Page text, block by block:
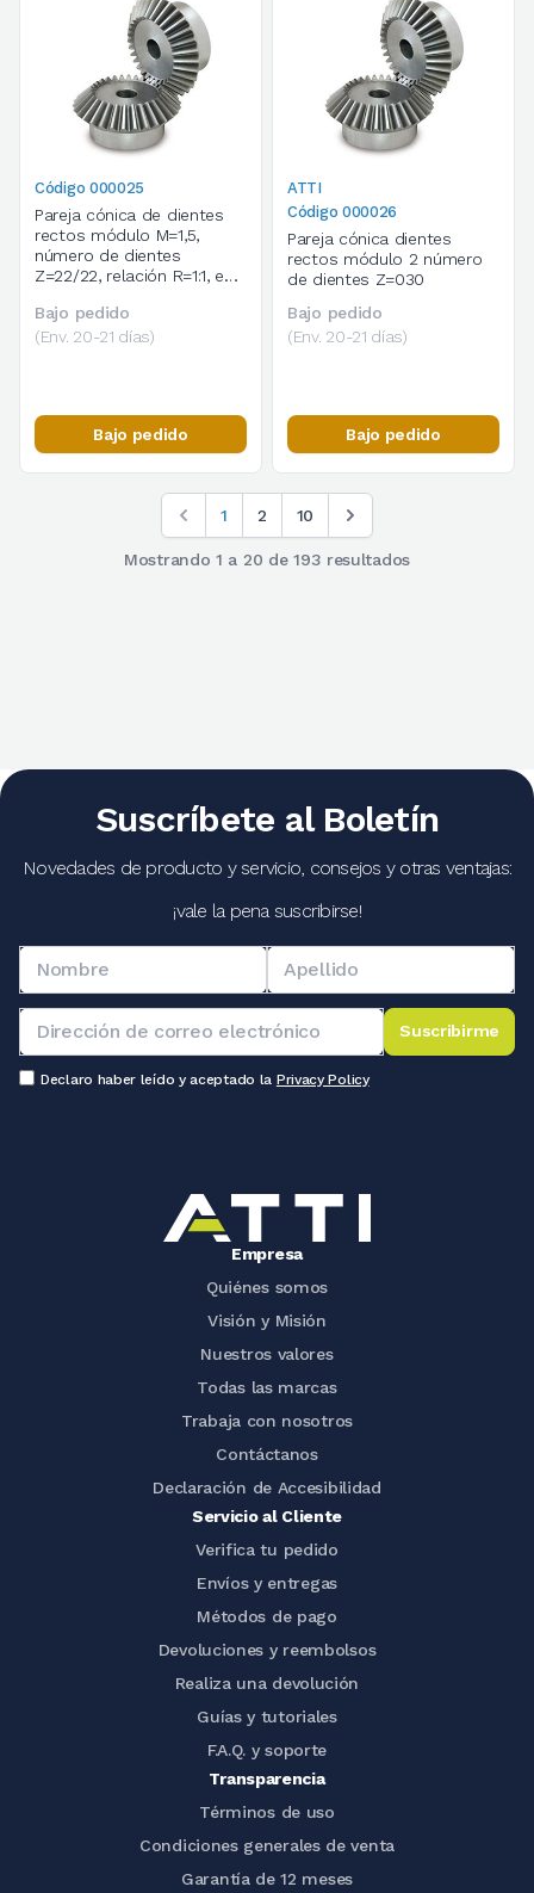
Código 000025
Pareja cónica de dientes
rectos módulo M=1,5,
número de dientes
Z=22/22, relación R=1:1, en
Bajo pedido
(Env. 20-21 días)
Bajo pedido
ATTI
Código 000026
Pareja cónica dientes
rectos módulo 2 número
de dientes Z=030
Bajo pedido
(Env. 20-21 días)
Bajo pedido
1 2 10
Mostrando1 a 20 de193 resultados
Suscríbete al Boletín
Novedades de producto y servicio, consejos y otras ventajas:
¡vale la pena suscribirse!
Suscribirme
Declaro haber leído y aceptado la Privacy Policy
Empresa
Quiénes somos
Visión y Misión
Nuestros valores
Todas las marcas
Trabaja con nosotros
Contáctanos
Declaración de Accesibilidad
Servicio al Cliente
Verifica tu pedido
Envíos y entregas
Métodos de pago
Devoluciones y reembolsos
Realiza una devolución
Guías y tutoriales
F.A.Q. y soporte
Transparencia
Términos de uso
Condiciones generales de venta
Garantía de 12 meses